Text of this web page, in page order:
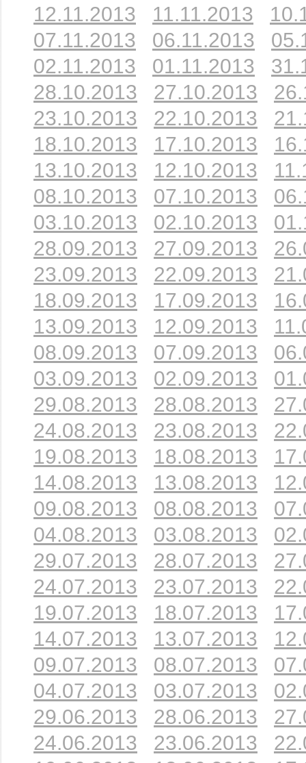
12.11.2013
11.11.2013
07.11.2013
06.11.2013
02.11.2013
01.11.2013
28.10.2013
27.10.2013
23.10.2013
22.10.2013
18.10.2013
17.10.2013
13.10.2013
12.10.2013
08.10.2013
07.10.2013
03.10.2013
02.10.2013
28.09.2013
27.09.2013
23.09.2013
22.09.2013
18.09.2013
17.09.2013
13.09.2013
12.09.2013
08.09.2013
07.09.2013
03.09.2013
02.09.2013
29.08.2013
28.08.2013
24.08.2013
23.08.2013
19.08.2013
18.08.2013
14.08.2013
13.08.2013
09.08.2013
08.08.2013
04.08.2013
03.08.2013
29.07.2013
28.07.2013
24.07.2013
23.07.2013
19.07.2013
18.07.2013
14.07.2013
13.07.2013
09.07.2013
08.07.2013
04.07.2013
03.07.2013
29.06.2013
28.06.2013
24.06.2013
23.06.2013